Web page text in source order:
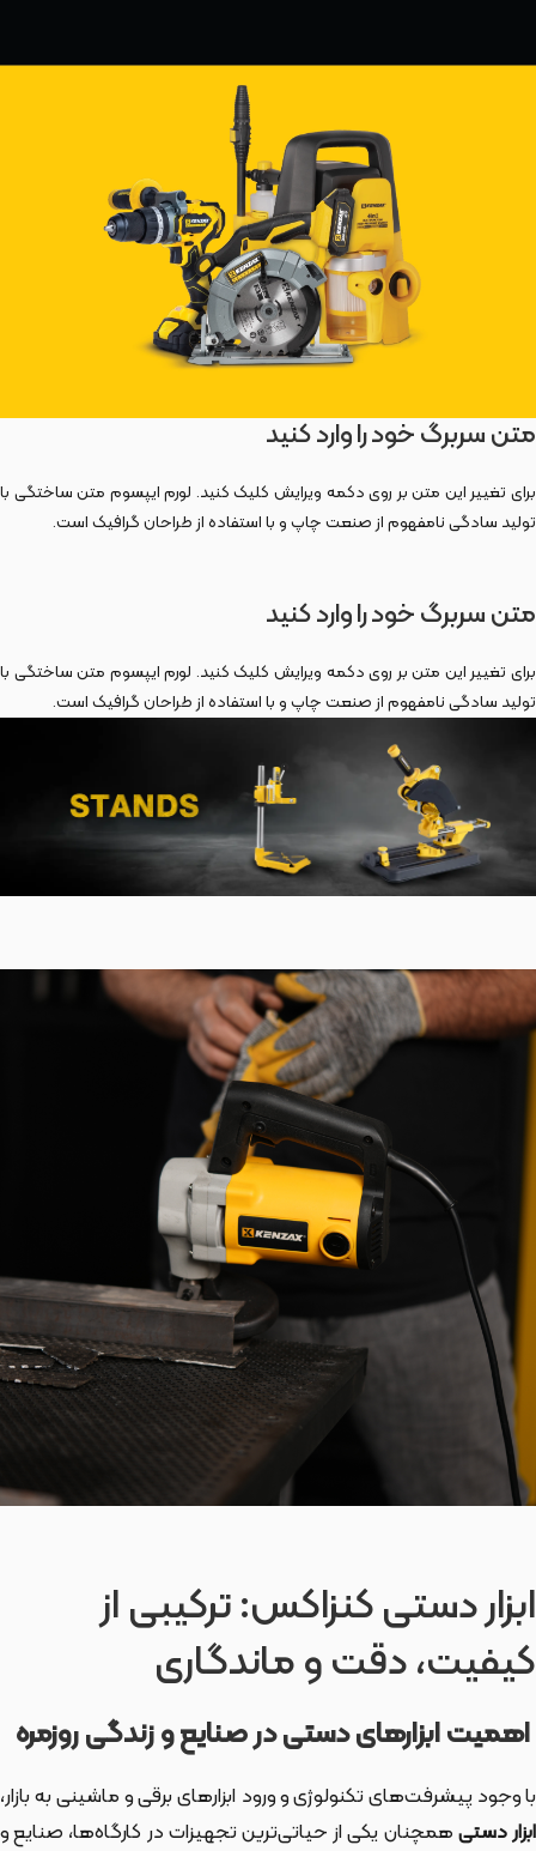
متن سربرگ خود را وارد کنید
برای تغییر این متن بر روی دکمه ویرایش کلیک کنید. لورم ایپسوم متن ساختگی با
تولید سادگی نامفهوم از صنعت چاپ و با استفاده از طراحان گرافیک است.
متن سربرگ خود را وارد کنید
برای تغییر این متن بر روی دکمه ویرایش کلیک کنید. لورم ایپسوم متن ساختگی با
تولید سادگی نامفهوم از صنعت چاپ و با استفاده از طراحان گرافیک است.
ابزار دستی کنزاکس: ترکیبی از
کیفیت، دقت و ماندگاری
اهمیت ابزارهای دستی در صنایع و زندگی روزمره
با وجود پیشرفت‌های تکنولوژی و ورود ابزارهای برقی و ماشینی به بازار،
ابزار دستیهمچنان یکی از حیاتی‌ترین تجهیزات در کارگاه‌ها، صنایع و